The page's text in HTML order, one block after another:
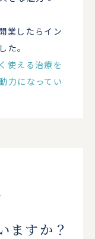
業したらイン
た。
使える治療を
力になってい
ますか？